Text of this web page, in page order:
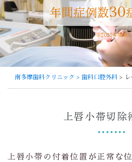
年間症例数30
※2025年実績
南多摩歯科クリニック > 歯科口腔外科 > レ
上唇小帯切除
上唇小帯の付着位置が正常な